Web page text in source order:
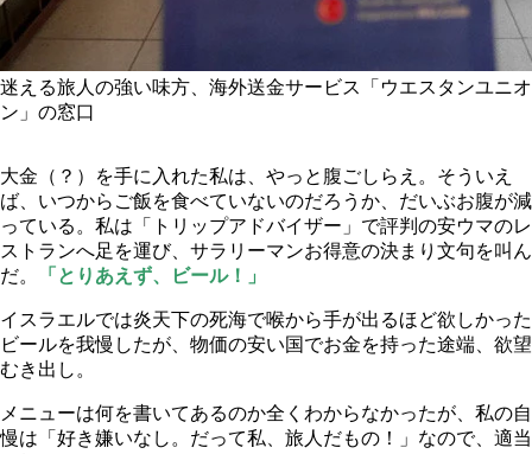
迷える旅人の強い味方、海外送金サービス「ウエスタンユニオ
ン」の窓口
大金（？）を手に入れた私は、やっと腹ごしらえ。そういえ
ば、いつからご飯を食べていないのだろうか、だいぶお腹が減
っている。私は「トリップアドバイザー」で評判の安ウマのレ
ストランへ足を運び、サラリーマンお得意の決まり文句を叫ん
だ。
「とりあえず、ビール！」
イスラエルでは炎天下の死海で喉から手が出るほど欲しかった
ビールを我慢したが、物価の安い国でお金を持った途端、欲望
むき出し。
メニューは何を書いてあるのか全くわからなかったが、私の自
慢は「好き嫌いなし。だって私、旅人だもの！」なので、適当